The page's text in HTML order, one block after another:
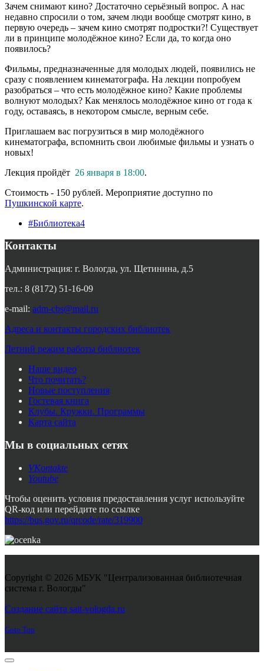
Зачем снимают кино? Достаточно серьёзный вопрос. А нас
недавно спросили о том, зачем люди вообще смотрят кино, в
первую очередь – зачем кино смотрят подростки?! Существует
ли в принципе молодёжное кино? Если да, то когда оно
появилось?
Фильмы, предназначенные для молодых людей, появились не
сразу с появлением кинематографа. На лекции попробуем
разобраться – что есть молодёжное кино? Какие проблемы
волнуют молодых? Как менялось молодёжное кино от года к
году, оставаясь, в некотором смысле, верным себе.
Приглашаем вас погрузиться в мир молодёжного
кинематографа, вспомнить свои любимые фильмы и узнать о
новых!
Лекция пройдёт 26 января в 18:00.
Стоимость - 150 рублей. Мероприятие доступно по
Пушкинской карте.
#Библиотека4
Контакты
Администрация: г. Вологда, ул. Щетинина, д.5
тел.: 8 (8172) 51-16-09
e-mail: adm-cbs@mail.ru
Адреса и контакты городских библиотек
Летний режим работы библиотек
Наше видео
Что почитать?
Новые поступления
Гостевая книга
Клубы. Кружки. Программы
Карта сайта
Мы в социальных сетях
VKontakte
Youtube
Чтобы оценить условия предоставления услуг используйте
QR-код или перейдите по ссылке
https://bus.gov.ru/qrcode/rate/319900
Copyright © 2026 МБУК "Централизованная библиотечная
система г. Вологды"
Создание сайта sait-vologda.ru
Goto Top